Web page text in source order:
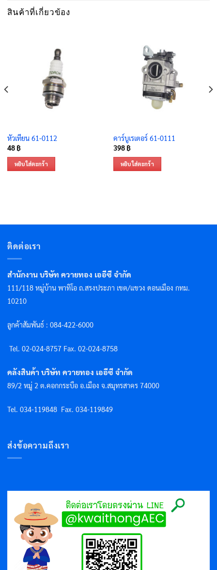
สินค้าที่เกี่ยวข้อง
หัวเทียน 61-0112
48 ฿
หยิบใส่ตะกร้า
คาร์บูเรเตอร์ 61-0111
398 ฿
หยิบใส่ตะกร้า
ติดต่อเรา
สำนักงาน บริษัท ควายทอง เออีซี จำกัด
111/118 หมู่บ้าน พาทิโอ ถ.สรงประภา เขต/แขวง ดอนเมือง กทม.
10210
ลูกค้าสัมพันธ์ : 084-422-6000
Tel. 02-024-8757 Fax. 02-024-8758
คลังสินค้า บริษัท ควายทอง เออีซี จำกัด
89/2 หมู่ 2 ต.คอกกระบือ อ.เมือง จ.สมุทรสาคร 74000
Tel. 034-119848 Fax. 034-119849
ส่งข้อความถึงเรา